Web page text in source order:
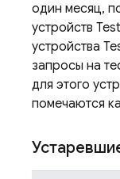
один месяц,
устройств
устройства
запросы на
для этого
помечаются